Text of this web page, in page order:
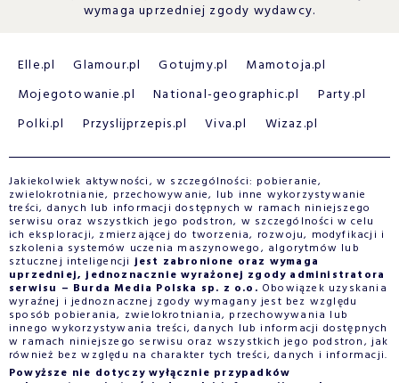
wymaga uprzedniej zgody wydawcy.
Elle.pl Glamour.pl Gotujmy.pl
Mamotoja.pl
Mojegotowanie.pl
National-geographic.pl
Party.pl
Polki.pl
Przyslijprzepis.pl Viva.pl Wizaz.pl
Jakiekolwiek aktywności, w szczególności: pobieranie,
zwielokrotnianie, przechowywanie, lub inne wykorzystywanie
treści, danych lub informacji dostępnych w ramach niniejszego
serwisu oraz wszystkich jego podstron, w szczególności w celu
ich eksploracji, zmierzającej do tworzenia, rozwoju, modyfikacji i
szkolenia systemów uczenia maszynowego, algorytmów lub
sztucznej inteligencjijest zabronione oraz wymaga
uprzedniej, jednoznacznie wyrażonej zgody administratora
serwisu – Burda Media Polska sp. z o.o. Obowiązek uzyskania
wyraźnej i jednoznacznej zgody wymagany jest bez względu
sposób pobierania, zwielokrotniania, przechowywania lub
innego wykorzystywania treści, danych lub informacji dostępnych
w ramach niniejszego serwisu oraz wszystkich jego podstron, jak
również bez względu na charakter tych treści, danych i informacji.
Powyższe nie dotyczy wyłącznie przypadków